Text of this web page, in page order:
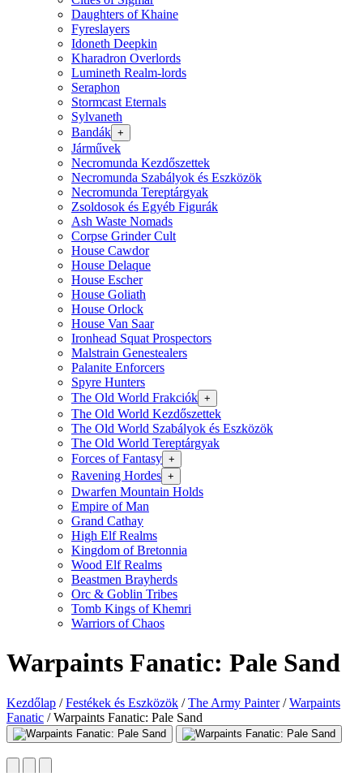
Daughters of Khaine
Fyreslayers
Idoneth Deepkin
Kharadron Overlords
Lumineth Realm-lords
Seraphon
Stormcast Eternals
Sylvaneth
Bandák +
Járművek
Necromunda Kezdőszettek
Necromunda Szabályok és Eszközök
Necromunda Tereptárgyak
Zsoldosok és Egyéb Figurák
Ash Waste Nomads
Corpse Grinder Cult
House Cawdor
House Delaque
House Escher
House Goliath
House Orlock
House Van Saar
Ironhead Squat Prospectors
Malstrain Genestealers
Palanite Enforcers
Spyre Hunters
The Old World Frakciók +
The Old World Kezdőszettek
The Old World Szabályok és Eszközök
The Old World Tereptárgyak
Forces of Fantasy +
Ravening Hordes +
Dwarfen Mountain Holds
Empire of Man
Grand Cathay
High Elf Realms
Kingdom of Bretonnia
Wood Elf Realms
Beastmen Brayherds
Orc & Goblin Tribes
Tomb Kings of Khemri
Warriors of Chaos
Warpaints Fanatic: Pale Sand
Kezdőlap / Festékek és Eszközök / The Army Painter / Warpaints
Fanatic /Warpaints Fanatic: Pale Sand